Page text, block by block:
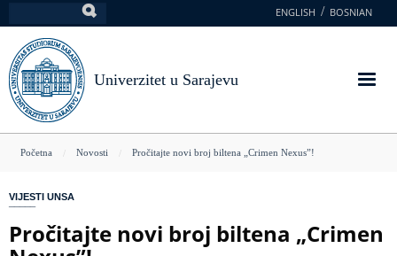
na
glavni
sadržaj
ENGLISH BOSNIAN
Univerzitet u Sarajevu
You
here
Početna Novosti Pročitajte novi broj biltena „Crimen Nexus”!
VIJESTI UNSA
Pročitajte novi broj biltena „Crimen